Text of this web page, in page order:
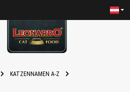
KATZENNAMEN A-Z